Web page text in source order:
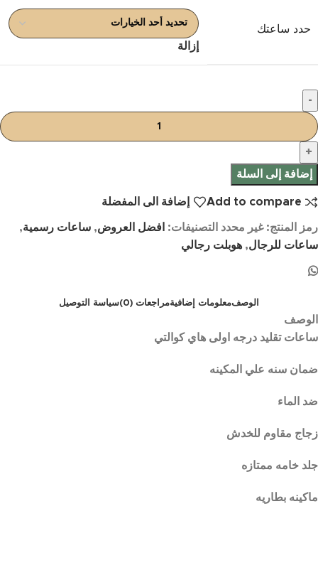
حدد ساعتك
إزالة
إضافة إلى السلة
Add to compare إضافة الى المفضلة
رمز المنتج:غير محدد التصنيفات: افضل العروض, ساعات رسمية,
ساعات للرجال, هوبلت رجالي
الوصفمعلومات إضافيةمراجعات (0) سياسة التوصيل
الوصف
ساعات تقليد درجه اولى هاي كوالتي
ضمان سنه علي المكينه
ضد الماء
زجاج مقاوم للخدش
جلد خامه ممتازه
ماكينه بطاريه